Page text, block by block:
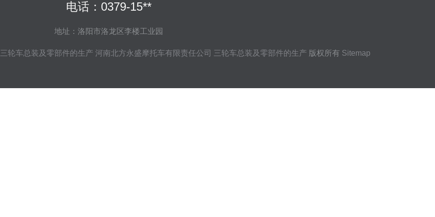
电话：0379-15**
地址：洛阳市洛龙区李楼工业园
三轮车总装及零部件的生产 河南北方永盛摩托车有限责任公司 三轮车总装及零部件的生产 版权所有 Sitemap